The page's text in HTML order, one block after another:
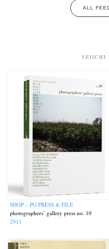
ALL
SEIICHI
SHOP – PG PRESS & FILE
photographers’ gallery press no. 10
2011